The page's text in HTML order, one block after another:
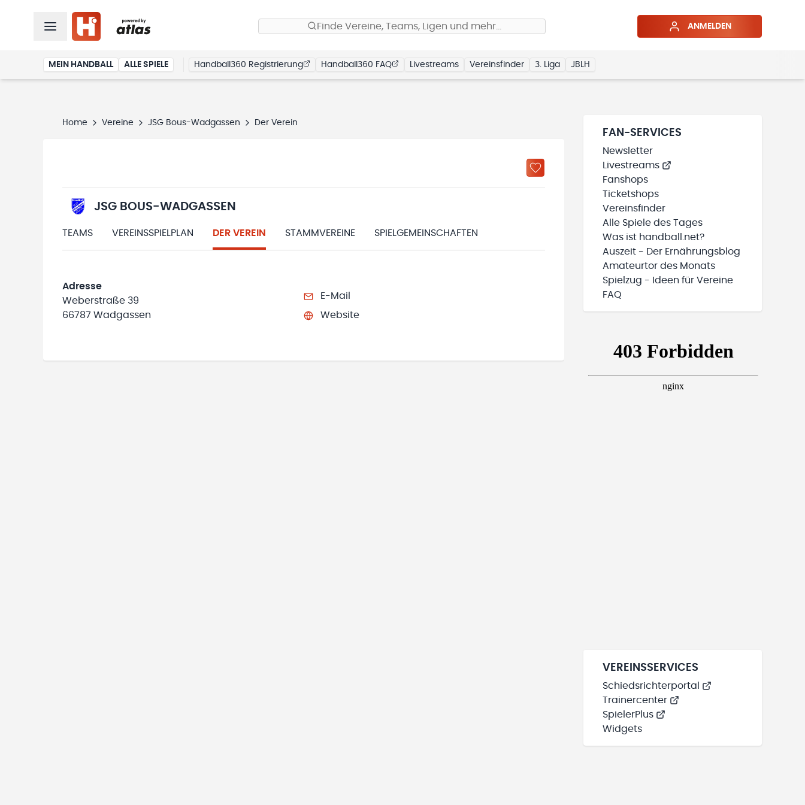
Finde Vereine, Teams, Ligen und mehr… ANMELDEN
MEIN HANDBALL ALLE SPIELE Handball360 Registrierung Handball360 FAQ Livestreams Vereinsfinder 3. Liga JBLH
Home Vereine JSG Bous-Wadgassen Der Verein
JSG BOUS-WADGASSEN
TEAMS VEREINSSPIELPLAN DER VEREIN STAMMVEREINE SPIELGEMEINSCHAFTEN
Adresse
Weberstraße 39
66787 Wadgassen
E-Mail
Website
FAN-SERVICES
Newsletter
Livestreams
Fanshops
Ticketshops
Vereinsfinder
Alle Spiele des Tages
Was ist handball.net?
Auszeit - Der Ernährungsblog
Amateurtor des Monats
Spielzug - Ideen für Vereine
FAQ
VEREINSSERVICES
Schiedsrichterportal
Trainercenter
SpielerPlus
Widgets